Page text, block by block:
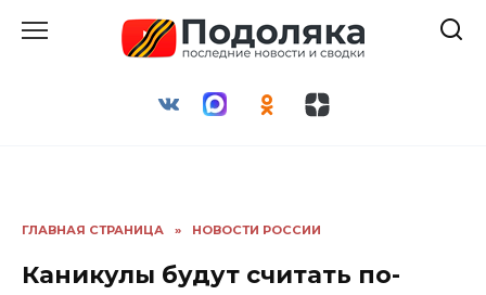
ГЛАВНАЯ СТРАНИЦА » НОВОСТИ РОССИИ
Каникулы будут считать по-